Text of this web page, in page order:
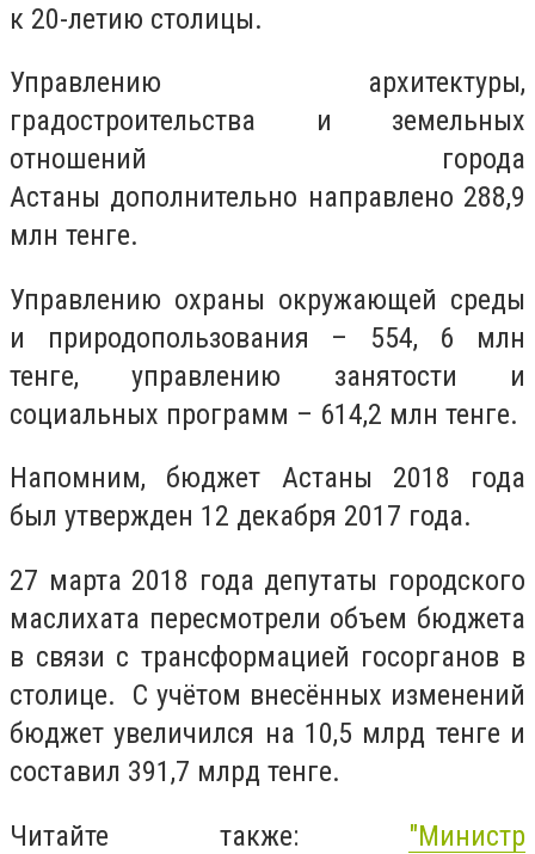
к 20-летию столицы.
Управлению архитектуры,
градостроительства и земельных
отношений города
Астаны дополнительно направлено 288,9
млн тенге.
Управлению охраны окружающей среды
и природопользования – 554, 6 млн
тенге, управлению занятости и
социальных программ – 614,2 млн тенге.
Напомним, бюджет Астаны 2018 года
был утвержден 12 декабря 2017 года.
27 марта 2018 года депутаты городского
маслихата пересмотрели объем бюджета
в связи с трансформацией госорганов в
столице. С учётом внесённых изменений
бюджет увеличился на 10,5 млрд тенге и
составил 391,7 млрд тенге.
Читайте также: "Министр